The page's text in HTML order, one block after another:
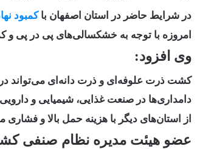
در شرایط حاضر در استان اصفهان باکمبود
امروزه با توجه به خشکسالی‌های پی در پی
وی افزود:
کشت ذرت علوفه‌ای و ذرت دانه‌ای می‌تواند در
دامداری‌ها در صنعت غذایی، شیمیایی و
از استان‌های دیگر با هزینه حمل بالا و فشاری
عضو هیئت مدیره نظام صنفی